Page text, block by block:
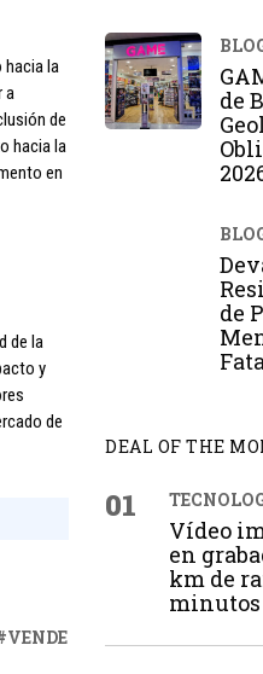
hacia la
a
de
hacia la
en
de la
y
de
VENDE
de
de
DEAL OF THE
01
Vídeo
en
km de
minutos